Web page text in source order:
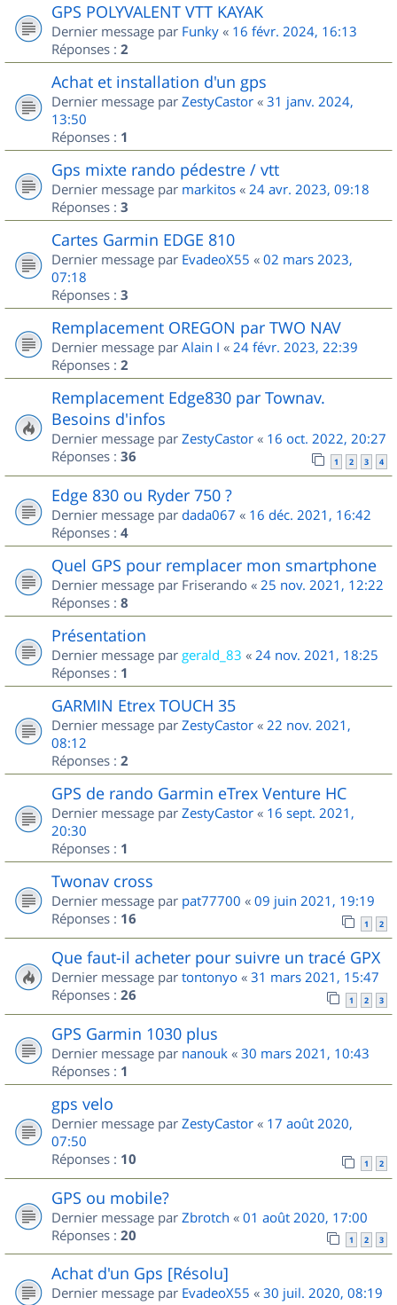
GPS POLYVALENT VTT KAYAK
Dernier message par Funky « 16 févr. 2024, 16:13
Réponses : 2
Achat et installation d'un gps
Dernier message par ZestyCastor « 31 janv. 2024,
13:50
Réponses : 1
Gps mixte rando pédestre / vtt
Dernier message par markitos « 24 avr. 2023, 09:18
Réponses : 3
Cartes Garmin EDGE 810
Dernier message par EvadeoX55 « 02 mars 2023,
07:18
Réponses : 3
Remplacement OREGON par TWO NAV
Dernier message par Alain I « 24 févr. 2023, 22:39
Réponses : 2
Remplacement Edge830 par Townav.
Besoins d'infos
Dernier message par ZestyCastor « 16 oct. 2022, 20:27
Réponses : 36 1 2 3 4
Edge 830 ou Ryder 750 ?
Dernier message par dada067 « 16 déc. 2021, 16:42
Réponses : 4
Quel GPS pour remplacer mon smartphone
Dernier message par Friserando « 25 nov. 2021, 12:22
Réponses : 8
Présentation
Dernier message par gerald_83 « 24 nov. 2021, 18:25
Réponses : 1
GARMIN Etrex TOUCH 35
Dernier message par ZestyCastor « 22 nov. 2021,
08:12
Réponses : 2
GPS de rando Garmin eTrex Venture HC
Dernier message par ZestyCastor « 16 sept. 2021,
20:30
Réponses : 1
Twonav cross
Dernier message par pat77700 « 09 juin 2021, 19:19
Réponses : 16 1 2
Que faut-il acheter pour suivre un tracé GPX
Dernier message par tontonyo « 31 mars 2021, 15:47
Réponses : 26 1 2 3
GPS Garmin 1030 plus
Dernier message par nanouk « 30 mars 2021, 10:43
Réponses : 1
gps velo
Dernier message par ZestyCastor « 17 août 2020,
07:50
Réponses : 10 1 2
GPS ou mobile?
Dernier message par Zbrotch « 01 août 2020, 17:00
Réponses : 20 1 2 3
Achat d'un Gps [Résolu]
Dernier message par EvadeoX55 « 30 juil. 2020, 08:19